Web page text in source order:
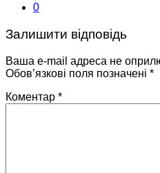
0
Залишити відповідь
Ваша e-mail адреса не
Обов’язкові поля позначені *
Коментар *